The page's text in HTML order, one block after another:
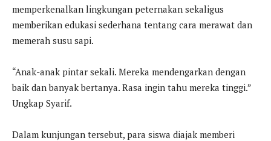
memperkenalkan lingkungan peternakan sekaligus
memberikan edukasi sederhana tentang cara merawat dan
memerah susu sapi.
“Anak-anak pintar sekali. Mereka mendengarkan dengan
baik dan banyak bertanya. Rasa ingin tahu mereka tinggi.”
Ungkap Syarif.
Dalam kunjungan tersebut, para siswa diajak memberi